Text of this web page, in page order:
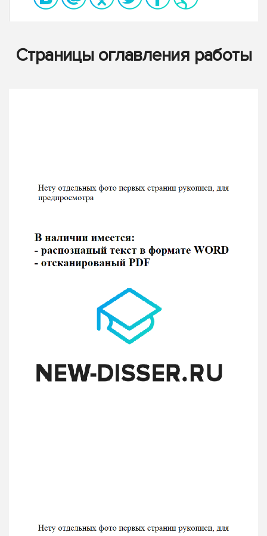
Страницы оглавления работы